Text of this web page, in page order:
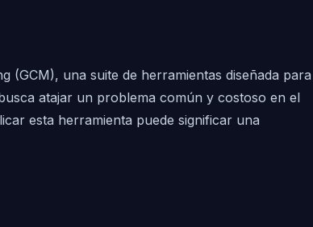
una suite de herramientas diseñada para
atajar un problema común y costoso en el
esta herramienta puede significar una